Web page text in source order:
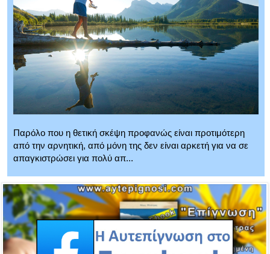
Παρόλο που η θετική σκέψη προφανώς είναι προτιμότερη
από την αρνητική, από μόνη της δεν είναι αρκετή για να σε
απαγκιστρώσει για πολύ απ...